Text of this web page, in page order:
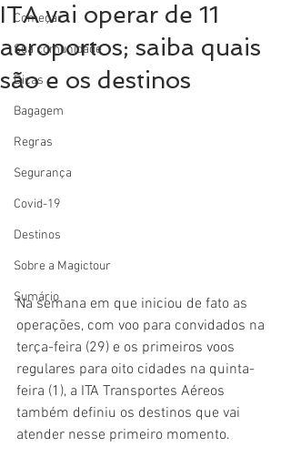
Começar
Sua comunidade
Dicas
Bagagem
Regras
Segurança
Covid-19
Destinos
Sobre a Magictour
Sumário
ITA vai operar de 11
aeroportos; saiba quais
são e os destinos
Na semana em que iniciou de fato as
operações, com voo para convidados na
terça-feira (29) e os primeiros voos
regulares para oito cidades na quinta-
feira (1), a ITA Transportes Aéreos
também definiu os destinos que vai
atender nesse primeiro momento.